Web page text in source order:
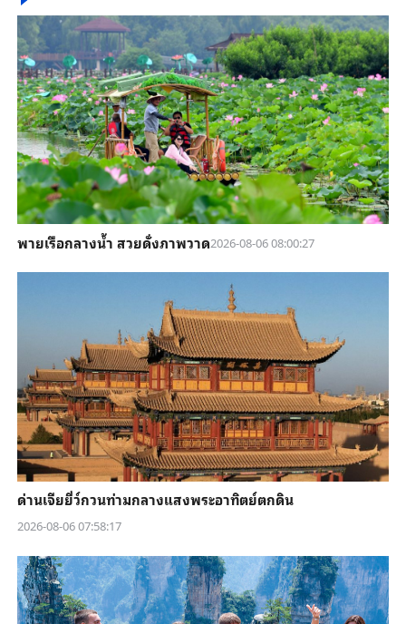
พายเรือกลางน้ำ สวยดั่งภาพวาด2026-08-06 08:00:27
ด่านเจียยี่ว์กวนท่ามกลางแสงพระอาทิตย์ตกดิน
2026-08-06 07:58:17